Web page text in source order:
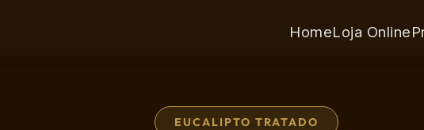
HomeLoja Online
EUCALIPTO TRATADO